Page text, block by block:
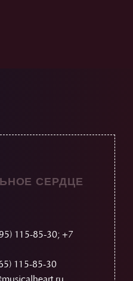
СЕРДЦЕ
115-85-30; +7
115-85-30